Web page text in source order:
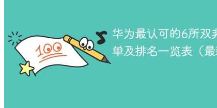
计算机科学与技术：从互联网标配到全产业刚需
曾是互联网大厂专属的热门专业，如今已成为全产业核心刚